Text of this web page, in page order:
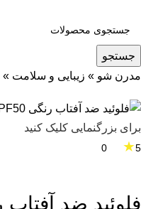
جستجو
مدرن شو » زیبایی و سلامت »
برای بزرگنمایی کلیک کنید
5
★